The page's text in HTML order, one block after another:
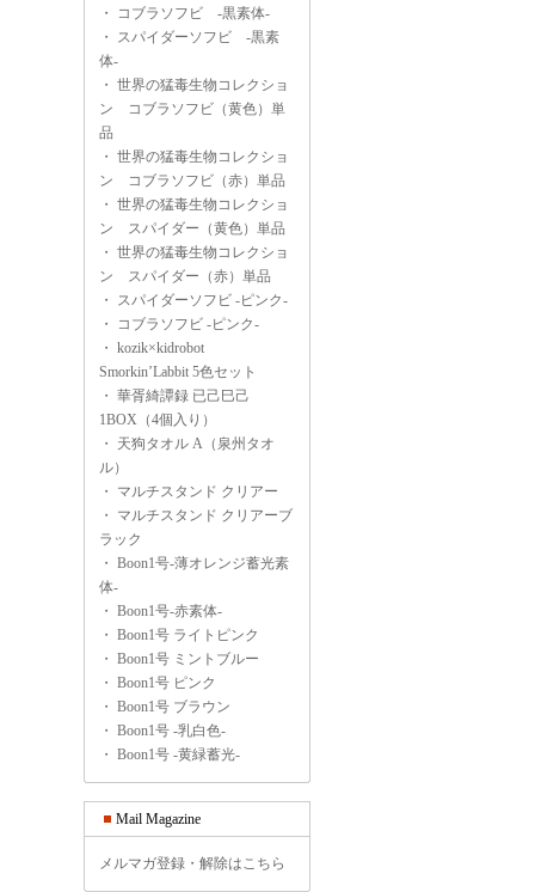
・
コブラソフビ -黒素体-
・ スパイダーソフビ -黒素
体-
・ 世界の猛毒生物コレクショ
ン コブラソフビ（黄色）単
品
・ 世界の猛毒生物コレクショ
ン コブラソフビ（赤）単品
・ 世界の猛毒生物コレクショ
ン スパイダー（黄色）単品
・ 世界の猛毒生物コレクショ
ン スパイダー（赤）単品
・ スパイダーソフビ -ピンク-
・
コブラソフビ -ピンク-
・ kozik×kidrobot
Smorkin’Labbit 5色セット
・ 華胥綺譚録 已己巳己
1BOX（4個入り）
・ 天狗タオル A（泉州タオ
ル）
・ マルチスタンド クリアー
・ マルチスタンド クリアーブ
ラック
・ Boon1号-薄オレンジ蓄光素
体-
・ Boon1号-赤素体-
・ Boon1号 ライトピンク
・ Boon1号 ミントブルー
・ Boon1号 ピンク
・ Boon1号 ブラウン
・ Boon1号 -乳白色-
・ Boon1号 -黄緑蓄光-
Mail Magazine
メルマガ登録・解除はこちら